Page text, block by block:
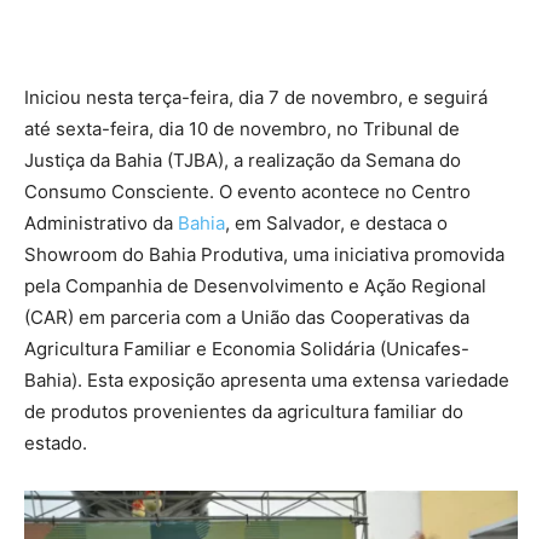
Iniciou nesta terça-feira, dia 7 de novembro, e seguirá
até sexta-feira, dia 10 de novembro, no Tribunal de
Justiça da Bahia (TJBA), a realização da Semana do
Consumo Consciente. O evento acontece no Centro
Administrativo da Bahia, em Salvador, e destaca o
Showroom do Bahia Produtiva, uma iniciativa promovida
pela Companhia de Desenvolvimento e Ação Regional
(CAR) em parceria com a União das Cooperativas da
Agricultura Familiar e Economia Solidária (Unicafes-
Bahia). Esta exposição apresenta uma extensa variedade
de produtos provenientes da agricultura familiar do
estado.